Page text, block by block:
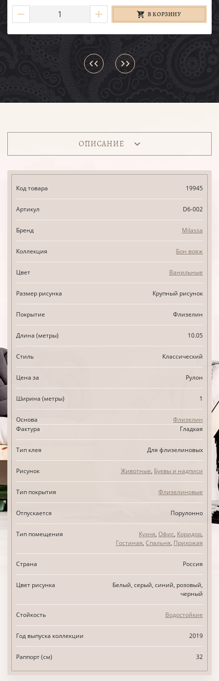
В КОРЗИНУ
ОПИСАНИЕ
Код товара 19945
Артикул D6-002
Бренд Milassa
Коллекция Бон вояж
Цвет Ванильные
Размер рисунка Крупный рисунок
Покрытие Флизелин
Длина (метры) 10.05
Стиль Классический
Цена за Рулон
Ширина (метры) 1
Основа
Флизелин
Фактура
Гладкая
Тип клея Для флизелиновых
Рисунок Животные, Буквы и надписи
Тип покрытия Флизелиновые
Отпускается Порулонно
Тип помещения Кухня, Офис, Коридор,
Гостиная, Спальня, Прихожая
Страна Россия
Цвет рисунка
Белый, серый, синий, розовый,
черный
Стойкость Водостойкие
Год выпуска коллекции 2019
Раппорт (см) 32